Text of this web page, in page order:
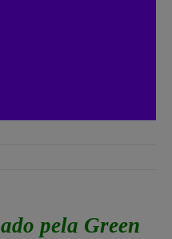
pela Green